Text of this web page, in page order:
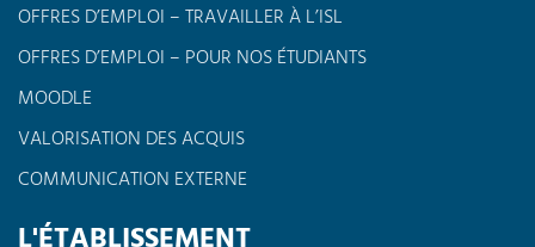
OFFRES D’EMPLOI – TRAVAILLER À L’ISL
OFFRES D’EMPLOI – POUR NOS ÉTUDIANTS
MOODLE
VALORISATION DES ACQUIS
COMMUNICATION EXTERNE